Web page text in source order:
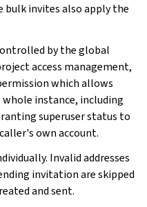
bulk invites also apply the
by the global
access management,
which allows
instance, including
superuser status to
own account.
Invalid addresses
invitation are skipped
and sent.